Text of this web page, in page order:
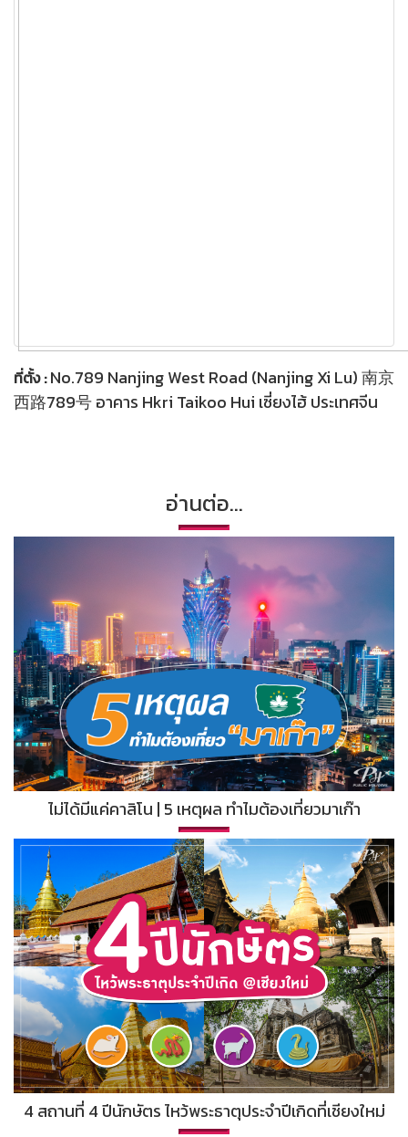
ที่ตั้ง :No.789 Nanjing West Road (Nanjing Xi Lu) 南京
西路789号 อาคาร Hkri Taikoo Hui เซี่ยงไฮ้ ประเทศจีน
อ่านต่อ...
ไม่ได้มีแค่คาสิโน | 5 เหตุผล ทำไมต้องเที่ยวมาเก๊า
4 สถานที่ 4 ปีนักษัตร ไหว้พระธาตุประจำปีเกิดที่เชียงใหม่